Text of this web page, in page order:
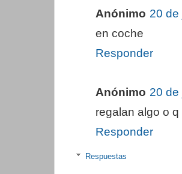
Anónimo 20 de
en coche
Responder
Anónimo 20 de
regalan algo o
Responder
Respuestas